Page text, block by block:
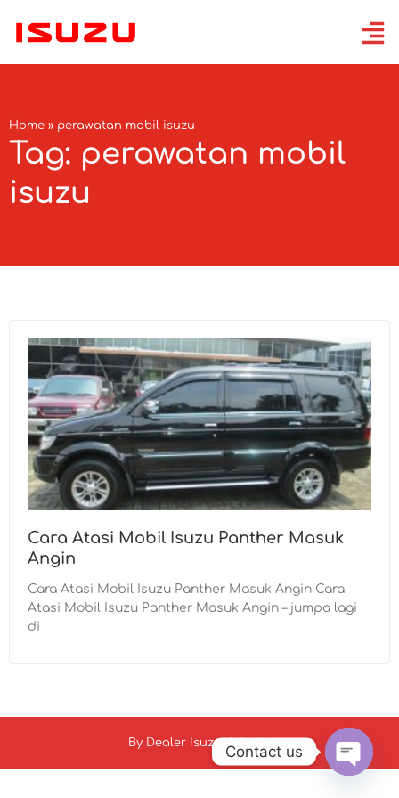
Home » perawatan mobil isuzu
Tag: perawatan mobil
isuzu
Cara Atasi Mobil Isuzu Panther Masuk
Angin
Cara Atasi Mobil Isuzu Panther Masuk Angin Cara
Atasi Mobil Isuzu Panther Masuk Angin – jumpa lagi
di
By Dealer Isuzu JakartaContact us